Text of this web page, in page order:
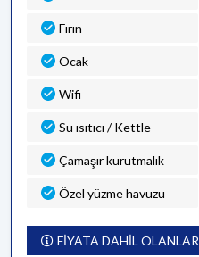
Fırın
Ocak
Wifi
Su ısıtıcı / Kettle
Çamaşır kurutmalık
Özel yüzme havuzu
FİYATA DAHİL OLANLAR